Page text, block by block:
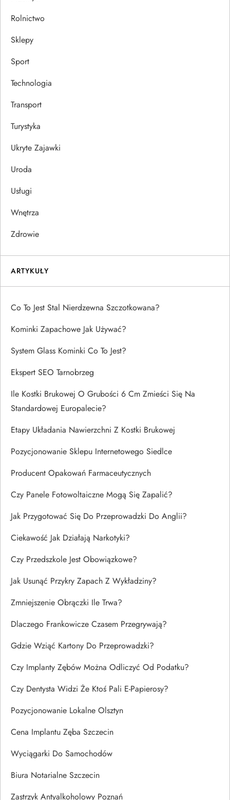
Rolnictwo
Sklepy
Sport
Technologia
Transport
Turystyka
Ukryte Zajawki
Uroda
Usługi
Wnętrza
Zdrowie
ARTYKUŁY
Co To Jest Stal Nierdzewna Szczotkowana?
Kominki Zapachowe Jak Używać?
System Glass Kominki Co To Jest?
Ekspert SEO Tarnobrzeg
Ile Kostki Brukowej O Grubości 6 Cm Zmieści Się Na
Standardowej Europalecie?
Etapy Układania Nawierzchni Z Kostki Brukowej
Pozycjonowanie Sklepu Internetowego Siedlce
Producent Opakowań Farmaceutycznych
Czy Panele Fotowoltaiczne Mogą Się Zapalić?
Jak Przygotować Się Do Przeprowadzki Do Anglii?
Ciekawość Jak Działają Narkotyki?
Czy Przedszkole Jest Obowiązkowe?
Jak Usunąć Przykry Zapach Z Wykładziny?
Zmniejszenie Obrączki Ile Trwa?
Dlaczego Frankowicze Czasem Przegrywają?
Gdzie Wziąć Kartony Do Przeprowadzki?
Czy Implanty Zębów Można Odliczyć Od Podatku?
Czy Dentysta Widzi Że Ktoś Pali E-Papierosy?
Pozycjonowanie Lokalne Olsztyn
Cena Implantu Zęba Szczecin
Wyciągarki Do Samochodów
Biura Notarialne Szczecin
Zastrzyk Antyalkoholowy Poznań